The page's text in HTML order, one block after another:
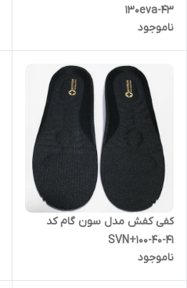
130eva-43
ناموجود
کفی کفش مدل سون گام کد
SVN+100-40-41
ناموجود